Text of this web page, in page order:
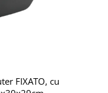
FIXATO, cu